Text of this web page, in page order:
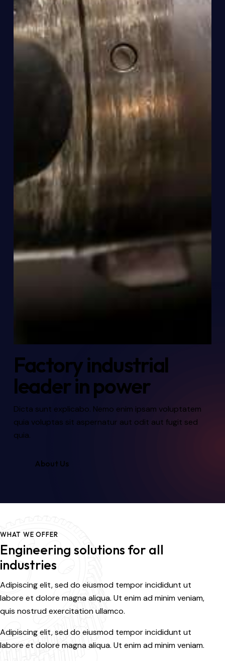
Factory industrial
leader in power
Dicta sunt explicabo. Nemo enim ipsam voluptatem
quia voluptas sit aspernatur aut odit aut fugit sed
quia.
About Us
WHAT WE OFFER
Engineering solutions for all
industries
Adipiscing elit, sed do eiusmod tempor incididunt ut
labore et dolore magna aliqua. Ut enim ad minim veniam,
quis nostrud exercitation ullamco.
Adipiscing elit, sed do eiusmod tempor incididunt ut
labore et dolore magna aliqua. Ut enim ad minim veniam.